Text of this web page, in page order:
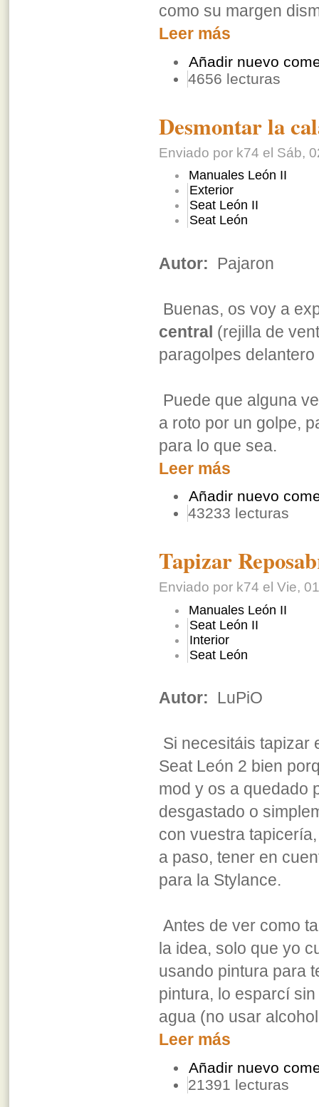
como su margen
Leer más
Añadir nuevo
4656 lecturas
Desmontar la
Enviado por k74 el Sáb,
Manuales León II
Exterior
Seat León II
Seat León
Autor: Pajaron
Buenas, os voy a
central (rejilla de
paragolpes
Puede que alguna
a roto por un golpe,
para lo que sea.
Leer más
Añadir nuevo
43233 lecturas
Tapizar
Enviado por k74 el Vie,
Manuales León II
Seat León II
Interior
Seat León
Autor: LuPiO
Si necesitáis tapizar
Seat León 2 bien
mod y os a quedado
desgastado o
con vuestra
a paso, tener en
para la Stylance.
Antes de ver como
la idea, solo que yo
usando pintura para
pintura, lo esparcí
agua (no usar
Leer más
Añadir nuevo
21391 lecturas